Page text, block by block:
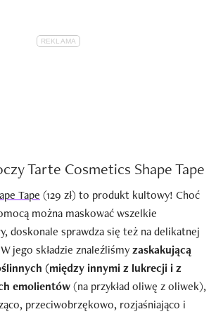
Tarte Cosmetics Shape Tape
Tape (129 zł) to produkt kultowy! Choć
można maskować wszelkie
doskonale sprawdza się też na delikatnej
jego składzie znaleźliśmyzaskakującą
(między innymi z lukrecji i z
emolientów(na przykład oliwę z oliwek),
przeciwobrzękowo, rozjaśniająco i